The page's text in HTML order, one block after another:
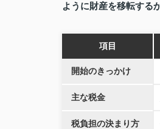
ように財産を移転する
項目
開始のきっかけ
主な税金
税負担の決まり方